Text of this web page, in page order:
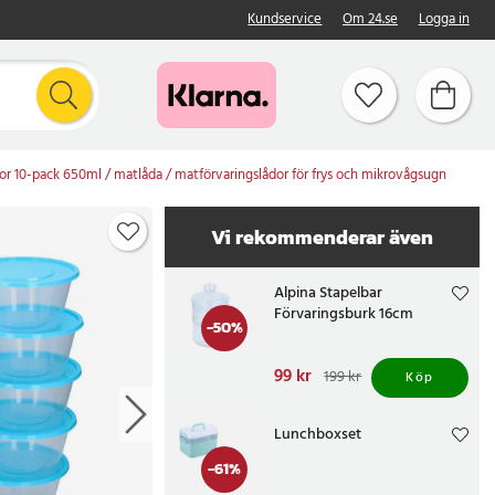
Kundservice Om 24.se Logga in
10-pack 650ml / matlåda / matförvaringslådor för frys och mikrovågsugn
Vi rekommenderar även
-50%
Alpina Stapelbar
Förvaringsburk 16cm
Nuvarande pris
Tidigare pris 199 kr
99 kr 199 kr Köp
-61%
Lunchboxset